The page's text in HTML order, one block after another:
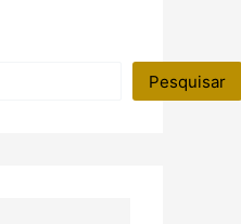
Pesquisar